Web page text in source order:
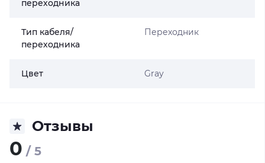
переходника
Тип кабеля/
переходника
Переходник
Цвет Gray
Отзывы
0 / 5